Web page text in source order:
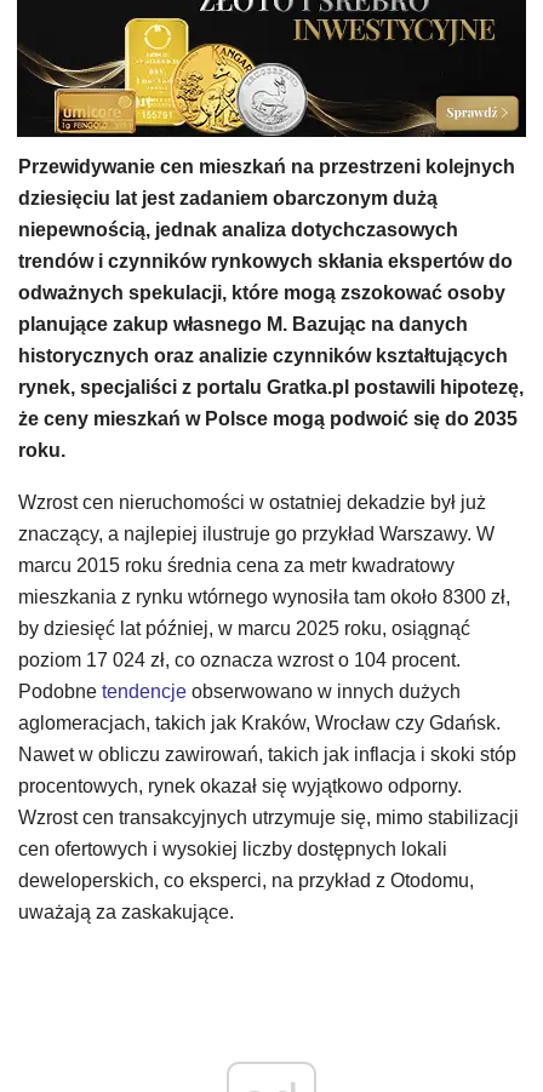
Przewidywanie cen mieszkań na przestrzeni kolejnych
dziesięciu lat jest zadaniem obarczonym dużą
niepewnością, jednak analiza dotychczasowych
trendów i czynników rynkowych skłania ekspertów do
odważnych spekulacji, które mogą zszokować osoby
planujące zakup własnego M. Bazując na danych
historycznych oraz analizie czynników kształtujących
rynek, specjaliści z portalu Gratka.pl postawili hipotezę,
że ceny mieszkań w Polsce mogą podwoić się do 2035
roku.
Wzrost cen nieruchomości w ostatniej dekadzie był już
znaczący, a najlepiej ilustruje go przykład Warszawy. W
marcu 2015 roku średnia cena za metr kwadratowy
mieszkania z rynku wtórnego wynosiła tam około 8300 zł,
by dziesięć lat później, w marcu 2025 roku, osiągnąć
poziom 17 024 zł, co oznacza wzrost o 104 procent.
Podobne tendencje obserwowano w innych dużych
aglomeracjach, takich jak Kraków, Wrocław czy Gdańsk.
Nawet w obliczu zawirowań, takich jak inflacja i skoki stóp
procentowych, rynek okazał się wyjątkowo odporny.
Wzrost cen transakcyjnych utrzymuje się, mimo stabilizacji
cen ofertowych i wysokiej liczby dostępnych lokali
deweloperskich, co eksperci, na przykład z Otodomu,
uważają za zaskakujące.